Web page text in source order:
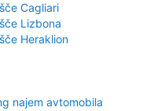
Cagliari
Lizbona
Heraklion
najem avtomobila